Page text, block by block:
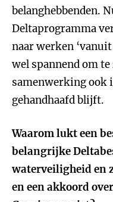
belanghebbenden.
Deltaprogramma
naar werken
wel spannend om te
samenwerking ook
gehandhaafd blijft.
Waarom lukt een
belangrijke
waterveiligheid en
en een akkoord